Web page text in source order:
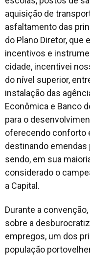
aquisição de
asfaltamento das
do Plano Diretor, que
incentivos e
cidade, incentivei
do nível superior,
instalação das
Econômica e Banco
para o
oferecendo conforto
destinando
sendo, em sua
considerado o
a Capital.
Durante a
sobre a
empregos, um dos
população